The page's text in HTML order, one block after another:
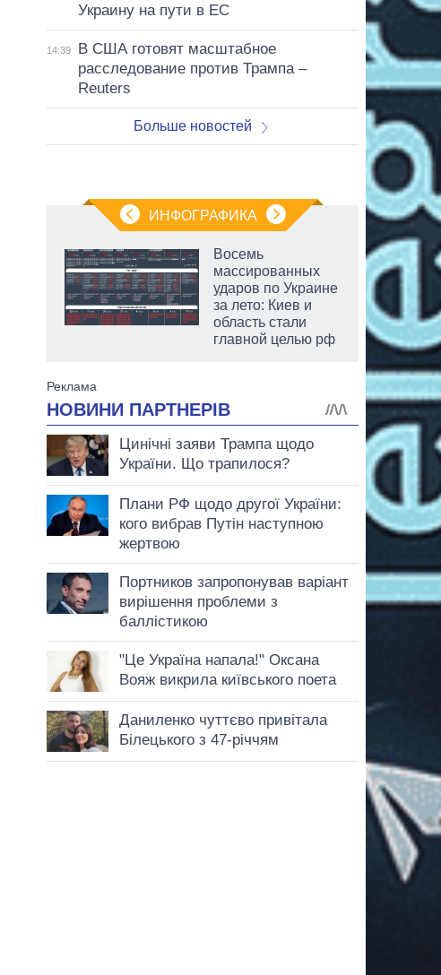
Украину на пути в ЕС
14:39
В США готовят масштабное
расследование против Трампа –
Reuters
Больше новостей
ИНФОГРАФИКА
Восемь
массированных
ударов по Украине
за лето: Киев и
область стали
главной целью рф